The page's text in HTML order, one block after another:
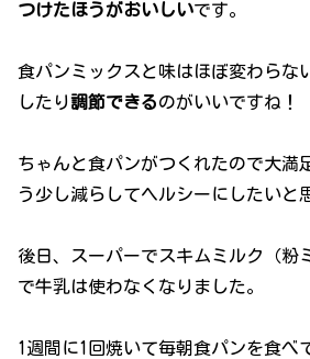
つけたほうがおいしいです。
食パンミックスと味はほぼ変わらな
したり調節できるのがいいですね！
ちゃんと食パンがつくれたので大満
う少し減らしてヘルシーにしたいと
後日、スーパーでスキムミルク（粉
で牛乳は使わなくなりました。
1週間に1回焼いて毎朝食パンを食べ